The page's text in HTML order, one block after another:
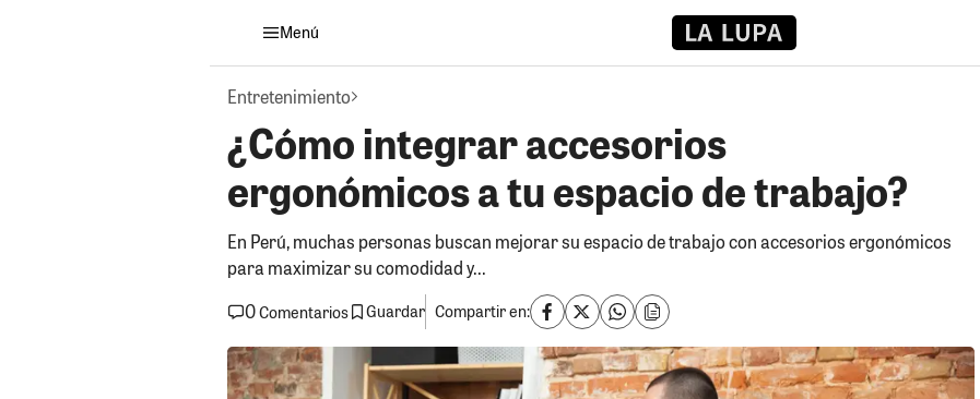
Menú
Entretenimiento
¿Cómo integrar accesorios
ergonómicos a tu espacio de trabajo?
En Perú, muchas personas buscan mejorar su espacio de trabajo con accesorios ergonómicos
para maximizar su comodidad y...
0Comentarios Guardar Compartir en: